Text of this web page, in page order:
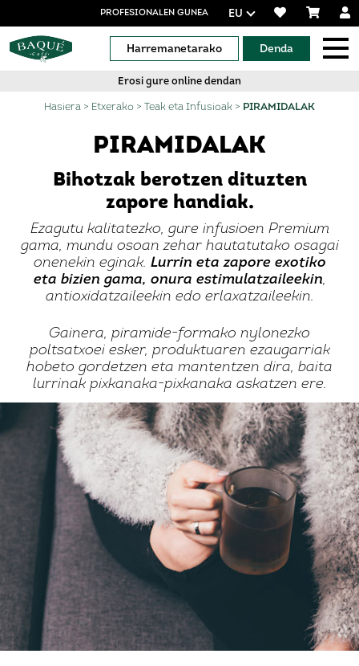
PROFESIONALEN GUNEA EU
Harremanetarako Denda
Erosi gure online dendan
Hasiera > Etxerako > Teak eta Infusioak > PIRAMIDALAK
PIRAMIDALAK
Bihotzak berotzen dituzten
zapore handiak.
Ezagutu kalitatezko, gure infusioen Premium
gama, mundu osoan zehar hautatutako osagai
onenekin eginak. Lurrin eta zapore exotiko
eta bizien gama, onura estimulatzaileekin,
antioxidatzaileekin edo erlaxatzaileekin.
Gainera, piramide-formako nylonezko
poltsatxoei esker, produktuaren ezaugarriak
hobeto gordetzen eta mantentzen dira, baita
lurrinak pixkanaka-pixkanaka askatzen ere.